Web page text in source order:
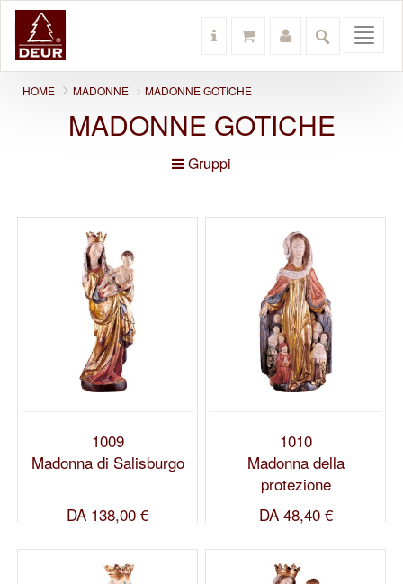
HOME MADONNE MADONNE GOTICHE
MADONNE GOTICHE
Gruppi
1009
Madonna di Salisburgo
DA 138,00 €
1010
Madonna della
protezione
DA48,40 €